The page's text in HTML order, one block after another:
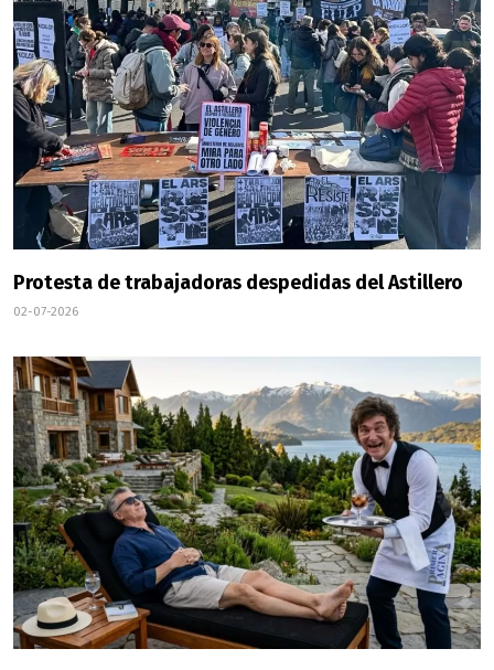
Protesta de trabajadoras despedidas del Astillero
02-07-2026